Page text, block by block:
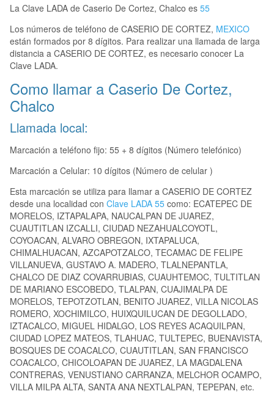
La Clave LADA de Caserio De Cortez, Chalco es 55
Los números de teléfono de CASERIO DE CORTEZ, MEXICO
están formados por 8 dígitos. Para realizar una llamada de larga
distancia a CASERIO DE CORTEZ, es necesario conocer La
Clave LADA.
Como llamar a Caserio De Cortez,
Chalco
Llamada local:
Marcación a teléfono fijo: 55 + 8 dígitos (Número telefónico)
Marcación a Celular: 10 dígitos (Número de celular )
Esta marcación se utiliza para llamar a CASERIO DE CORTEZ
desde una localidad con Clave LADA 55 como: ECATEPEC DE
MORELOS, IZTAPALAPA, NAUCALPAN DE JUAREZ,
CUAUTITLAN IZCALLI, CIUDAD NEZAHUALCOYOTL,
COYOACAN, ALVARO OBREGON, IXTAPALUCA,
CHIMALHUACAN, AZCAPOTZALCO, TECAMAC DE FELIPE
VILLANUEVA, GUSTAVO A. MADERO, TLALNEPANTLA,
CHALCO DE DIAZ COVARRUBIAS, CUAUHTEMOC, TULTITLAN
DE MARIANO ESCOBEDO, TLALPAN, CUAJIMALPA DE
MORELOS, TEPOTZOTLAN, BENITO JUAREZ, VILLA NICOLAS
ROMERO, XOCHIMILCO, HUIXQUILUCAN DE DEGOLLADO,
IZTACALCO, MIGUEL HIDALGO, LOS REYES ACAQUILPAN,
CIUDAD LOPEZ MATEOS, TLAHUAC, TULTEPEC, BUENAVISTA,
BOSQUES DE COACALCO, CUAUTITLAN, SAN FRANCISCO
COACALCO, CHICOLOAPAN DE JUAREZ, LA MAGDALENA
CONTRERAS, VENUSTIANO CARRANZA, MELCHOR OCAMPO,
VILLA MILPA ALTA, SANTA ANA NEXTLALPAN, TEPEPAN, etc.